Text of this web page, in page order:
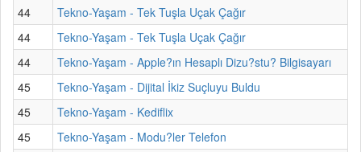
44
Tekno-Yaşam - Tek Tuşla Uçak Çağır
44
Tekno-Yaşam - Tek Tuşla Uçak Çağır
44
Tekno-Yaşam - Apple?ın Hesaplı Dizu?stu? Bilgisayarı
45
Tekno-Yaşam - Dijital İkiz Suçluyu Buldu
45
Tekno-Yaşam - Kediflix
45
Tekno-Yaşam - Modu?ler Telefon